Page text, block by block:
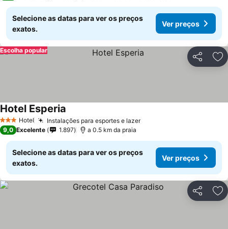
Selecione as datas para ver os preços
exatos.
Ver preços
Partilhar
Escolha popular
3 EstrelasHotel Instalações para esportes e lazerVer preços
Hotel Esperia
9,0 Excelente 1.897 a 0.5 km da praia
Selecione as datas para ver os preços
exatos.
Ver preços
Partilhar